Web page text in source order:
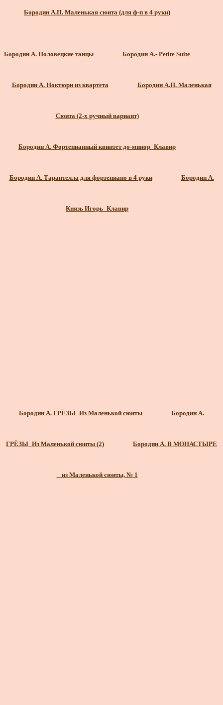
Бородин А.П. Маленькая сюита (для ф-п в 4 руки)
Бородин А. Половецкие танцы Бородин А.- Petite Suite
Бородин А. Ноктюрн из квартета Бородин А.П. Маленькая
Сюита (2-х ручный вариант)
Бородин А. Фортепианный квинтет до-минор_Клавир
Бородин А. Тарантелла для фортепиано в 4 руки Бородин А.
Князь Игорь_Клавир
Бородин А. ГРЁЗЫ_Из Маленькой сюиты Бородин А.
ГРЁЗЫ_Из Маленькой сюиты (2) Бородин А. В МОНАСТЫРЕ
_ из Маленькой сюиты, № 1